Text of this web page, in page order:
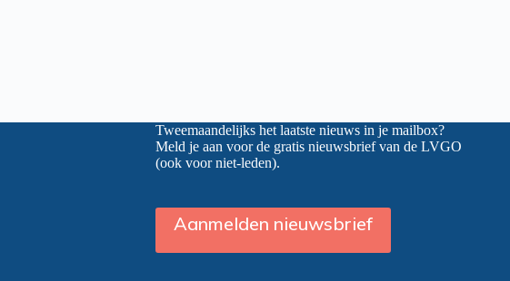
Tweemaandelijks het laatste nieuws in je mailbox?
Meld je aan voor de gratis nieuwsbrief van de LVGO
(ook voor niet-leden).
Aanmelden nieuwsbrief